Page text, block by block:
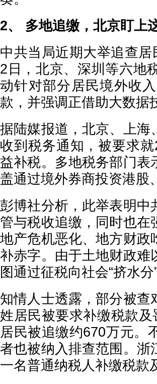
2、 多地追缴，北京盯上
中共当局近期大举追查
2日，北京、深圳等六地
动针对部分居民境外收
款，并强调正借助大数据
据陆媒报道，北京、上海
收到税务通知，被要求
益补税。多地税务部门表
盖通过境外券商投资港股
彭博社分析，此举表明中
管与税收追缴，同时也在
地产危机恶化、地方财政
补赤字。由于土地财政难
图通过征税向社会“挤水分”
知情人士透露，部分被查
姓居民被要求补缴税款
居民被追缴约670万元。
者也被纳入排查范围。浙
一名普通纳税人补缴税款